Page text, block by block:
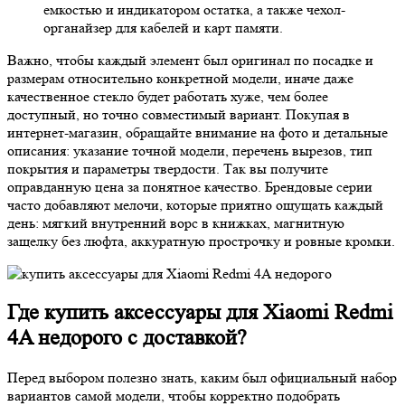
емкостью и индикатором остатка, а также чехол-
органайзер для кабелей и карт памяти.
Важно, чтобы каждый элемент был оригинал по посадке и
размерам относительно конкретной модели, иначе даже
качественное стекло будет работать хуже, чем более
доступный, но точно совместимый вариант. Покупая в
интернет-магазин, обращайте внимание на фото и детальные
описания: указание точной модели, перечень вырезов, тип
покрытия и параметры твердости. Так вы получите
оправданную цена за понятное качество. Брендовые серии
часто добавляют мелочи, которые приятно ощущать каждый
день: мягкий внутренний ворс в книжках, магнитную
защелку без люфта, аккуратную прострочку и ровные кромки.
Где купить аксессуары для Xiaomi Redmi
4A недорого с доставкой?
Перед выбором полезно знать, каким был официальный набор
вариантов самой модели, чтобы корректно подобрать